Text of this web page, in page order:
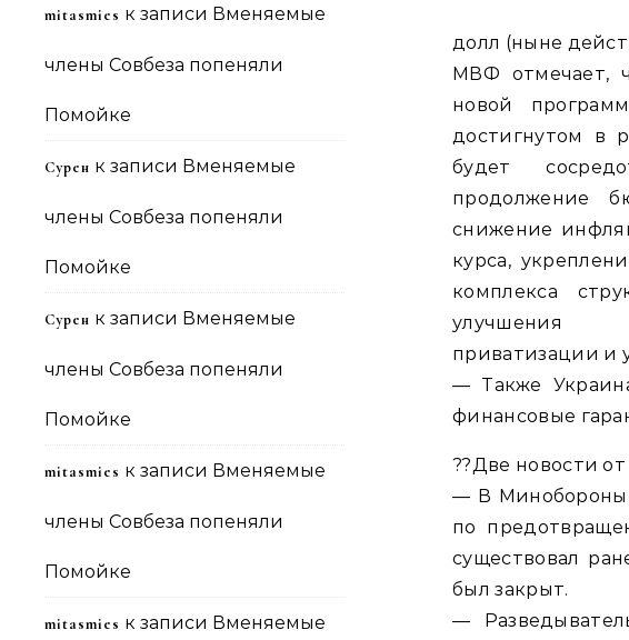
mitasmies к записи Вменяемые
члены Совбеза попеняли
Помойке
Сурен к записи Вменяемые
члены Совбеза попеняли
Помойке
Сурен к записи Вменяемые
члены Совбеза попеняли
Помойке
mitasmies к записи Вменяемые
члены Совбеза попеняли
Помойке
mitasmies к записи Вменяемые
долл (ныне
МВФ отмечает,
новой
достигнутом в
будет
продолжение
снижение
курса,
комплекса
улучшения
приватизации и
— Также
финансовые
??Две новости
— В Минобороны
по
существовал
был закрыт.
—